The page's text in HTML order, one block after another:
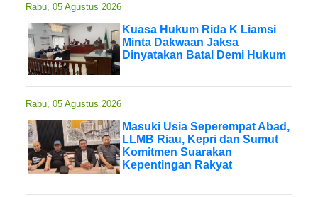
Rabu, 05 Agustus 2026
Kuasa Hukum Rida K Liamsi
Minta Dakwaan Jaksa
Dinyatakan Batal Demi Hukum
Rabu, 05 Agustus 2026
Masuki Usia Seperempat Abad,
LLMB Riau, Kepri dan Sumut
Komitmen Suarakan
Kepentingan Rakyat